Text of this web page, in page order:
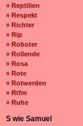
» Reptilien
» Respekt
» Richter
» Rip
» Roboter
» Rollende
» Rosa
» Rote
» Rotwerden
» Rtfm
» Ruhe
S wie Samuel